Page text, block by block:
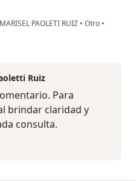
PAOLETI RUIZ • Otro •
Ruiz
Para
brindar claridad y
consulta.